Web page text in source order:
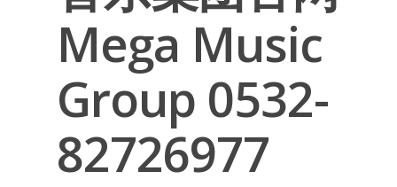
Mega Music
Group 0532-
82726977